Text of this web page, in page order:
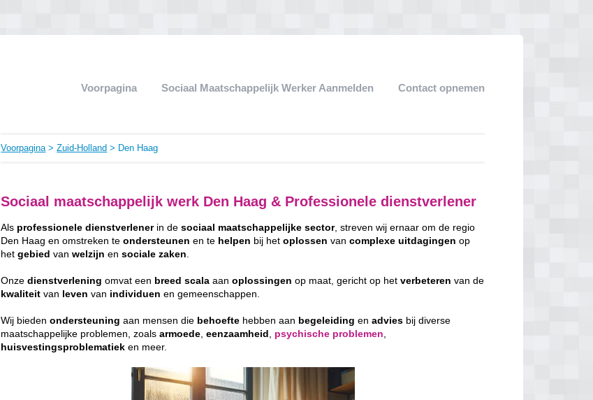
Voorpagina Sociaal Maatschappelijk Werker Aanmelden Contact opnemen
Voorpagina>Zuid-Holland > Den Haag
Sociaal maatschappelijk werk Den Haag & Professionele dienstverlener
Als professionele dienstverlenerin desociaal maatschappelijke sector, streven wij ernaar om de regio
Den Haag en omstreken teondersteunen en te helpen bij hetoplossen vancomplexe uitdagingen op
hetgebied vanwelzijn ensociale zaken
Onzedienstverlening omvat een breed scala aanoplossingen op maat, gericht op hetverbeteren van de
kwaliteit van leven van individuen en gemeenschappen.
Wij biedenondersteuning aan mensen die behoefte hebben aan begeleiding enadvies bij diverse
maatschappelijke problemen, zoalsarmoede ,eenzaamheid psychische problemen
huisvestingsproblematiek en meer.